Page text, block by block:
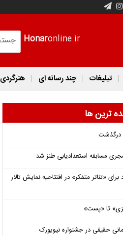
Honaronline.ir
تبلیغات چند رسانه ای هنرگردی
ترین ها
درگذشت
مسابقه استعدادیابی طنز شد
«تئاتر متفکر» در افتتاحیه نمایش تالار
تا «پست»
حقیقی در جشنواره نیویورک